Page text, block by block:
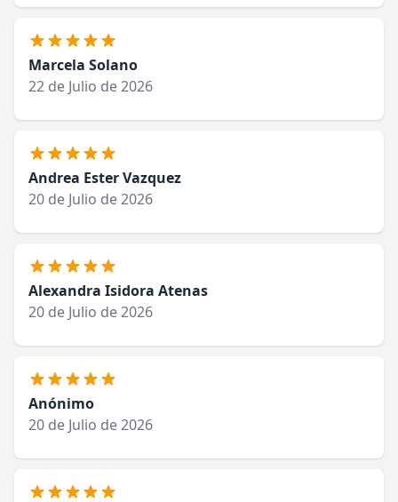
Marcela Solano
22 de Julio de 2026
Andrea Ester Vazquez
20 de Julio de 2026
Alexandra Isidora Atenas
20 de Julio de 2026
Anónimo
20 de Julio de 2026